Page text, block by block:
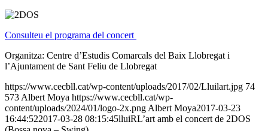
Consulteu el programa del concert
Organitza: Centre d’Estudis Comarcals del Baix Llobregat i
l’Ajuntament de Sant Feliu de Llobregat
https://www.cecbll.cat/wp-content/uploads/2017/02/Lluilart.jpg 74
573 Albert Moya https://www.cecbll.cat/wp-
content/uploads/2024/01/logo-2x.png Albert Moya2017-03-23
16:44:522017-03-28 08:15:45lluiRL’art amb el concert de 2DOS